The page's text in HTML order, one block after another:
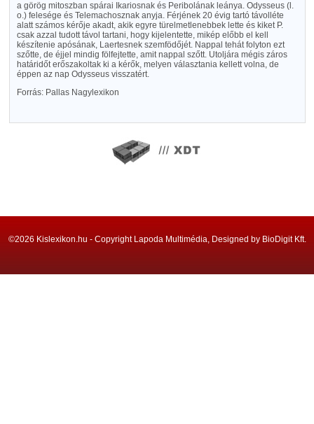
a görög mitoszban spárai Ikariosnak és Peribolának leánya. Odysseus (l.
o.) felesége és Telemachosznak anyja. Férjének 20 évig tartó távolléte
alatt számos kérője akadt, akik egyre türelmetlenebbek lette és kiket P.
csak azzal tudott távol tartani, hogy kijelentette, mikép előbb el kell
készítenie apósának, Laertesnek szemfödőjét. Nappal tehát folyton ezt
szőtte, de éjjel mindig fölfejtette, amit nappal szőtt. Utoljára mégis záros
határidőt erőszakoltak ki a kérők, melyen választania kellett volna, de
éppen az nap Odysseus visszatért.
Forrás: Pallas Nagylexikon
©2026 Kislexikon.hu - Copyright Lapoda Multimédia, Designed by BioDigit Kft.